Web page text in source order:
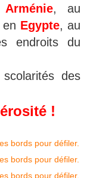
Arménie, au
en Egypte, au
endroits du
des
!